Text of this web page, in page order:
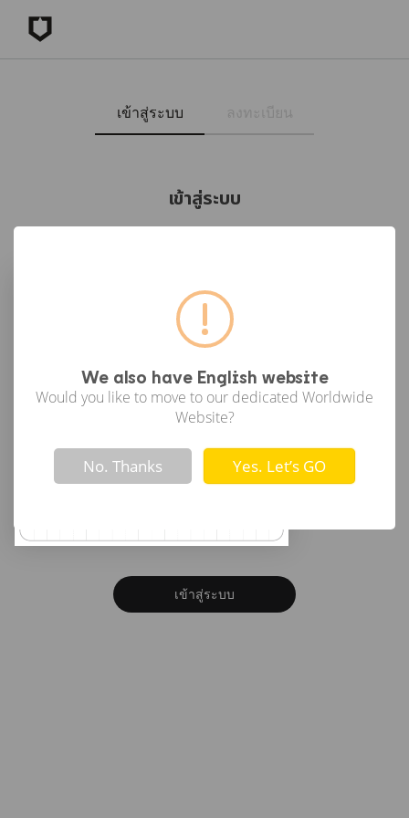
We also have English website
Would you like to move to our dedicated Worldwide
Website?
! Not valid!
No. Thanks Yes. Let’s GO
เข้าสู่ระบบ
เข้าสู่ระบบ
เข้าสู่ระบบด้วย Google
or
รหัสผ่าน